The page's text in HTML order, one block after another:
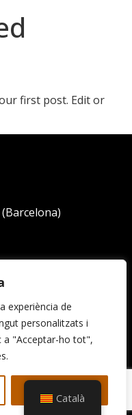
experiència de
personalitzats i
a "Acceptar-ho tot",
first post. Edit or
Català